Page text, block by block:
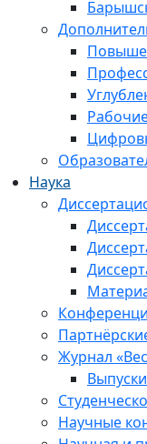
Наука
Журнал
Научные